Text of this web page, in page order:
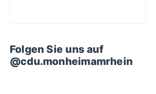
Folgen Sie uns auf
@cdu.monheimamrhein